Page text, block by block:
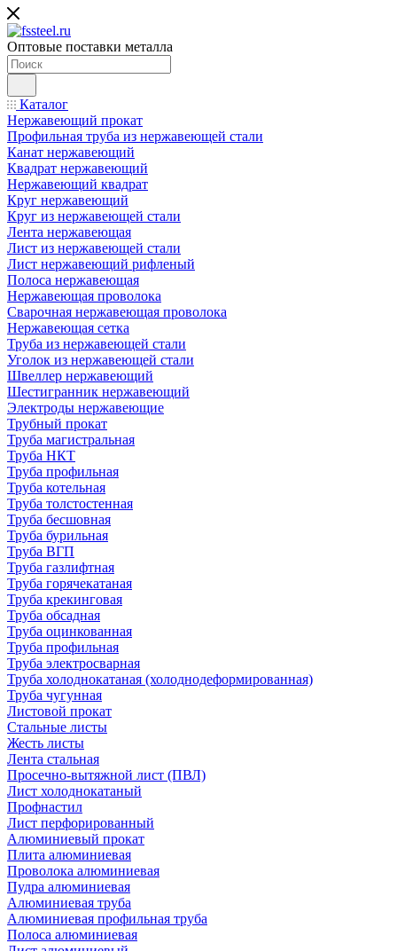
Оптовые поставки металла
Каталог
Нержавеющий прокат
Профильная труба из нержавеющей стали
Канат нержавеющий
Квадрат нержавеющий
Нержавеющий квадрат
Круг нержавеющий
Круг из нержавеющей стали
Лента нержавеющая
Лист из нержавеющей стали
Лист нержавеющий рифленый
Полоса нержавеющая
Нержавеющая проволока
Сварочная нержавеющая проволока
Нержавеющая сетка
Труба из нержавеющей стали
Уголок из нержавеющей стали
Швеллер нержавеющий
Шестигранник нержавеющий
Электроды нержавеющие
Трубный прокат
Труба магистральная
Труба НКТ
Труба профильная
Труба котельная
Труба толстостенная
Труба бесшовная
Труба бурильная
Труба ВГП
Труба газлифтная
Труба горячекатаная
Труба крекинговая
Труба обсадная
Труба оцинкованная
Труба профильная
Труба электросварная
Труба холоднокатаная (холоднодеформированная)
Труба чугунная
Листовой прокат
Стальные листы
Жесть листы
Лента стальная
Просечно-вытяжной лист (ПВЛ)
Лист холоднокатаный
Профнастил
Лист перфорированный
Алюминиевый прокат
Плита алюминиевая
Проволока алюминиевая
Пудра алюминиевая
Алюминиевая труба
Алюминиевая профильная труба
Полоса алюминиевая